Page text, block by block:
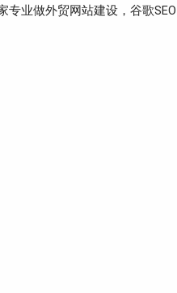
专业做外贸网站建设，谷歌SEO